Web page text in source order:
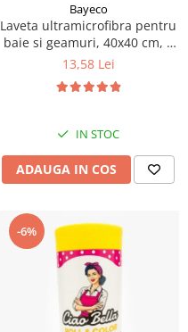
Bayeco
Laveta ultramicrofibra pentru
baie si geamuri, 40x40 cm, 1
buc
13,58 Lei
IN STOC
ADAUGA IN COS
-6%